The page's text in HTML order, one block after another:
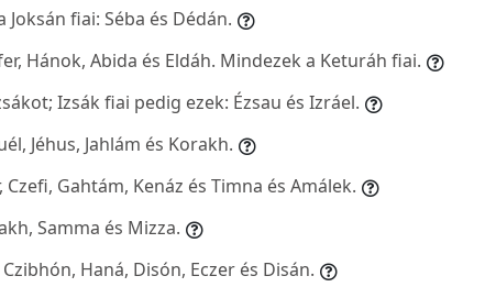
Joksán fiai: Séba és Dédán.
Hánok, Abida és Eldáh. Mindezek a Keturáh fiai.
Izsák fiai pedig ezek: Ézsau és Izráel.
Jéhus, Jahlám és Korakh.
Gahtám, Kenáz és Timna és Amálek.
Samma és Mizza.
Haná, Disón, Eczer és Disán.